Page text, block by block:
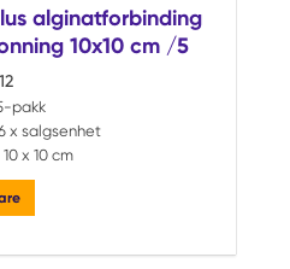
alginatforbinding
10x10 cm /5
pakk
x salgsenhet
10 x 10 cm